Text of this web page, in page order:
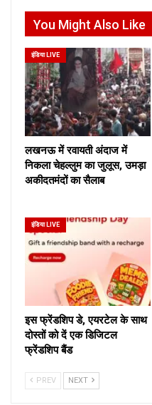
You Might Also Like
इंडिया LIVE
लखनऊ में रवायती अंदाज में
निकला चेहल्लुम का जुलूस, उमड़ा
अकीदतमंदों का सैलाब
इंडिया LIVE
इस फ्रेंडशिप डे, एयरटेल के साथ
दोस्तों को दें एक डिजिटल
फ्रेंडशिप बैंड
PREV NEXT